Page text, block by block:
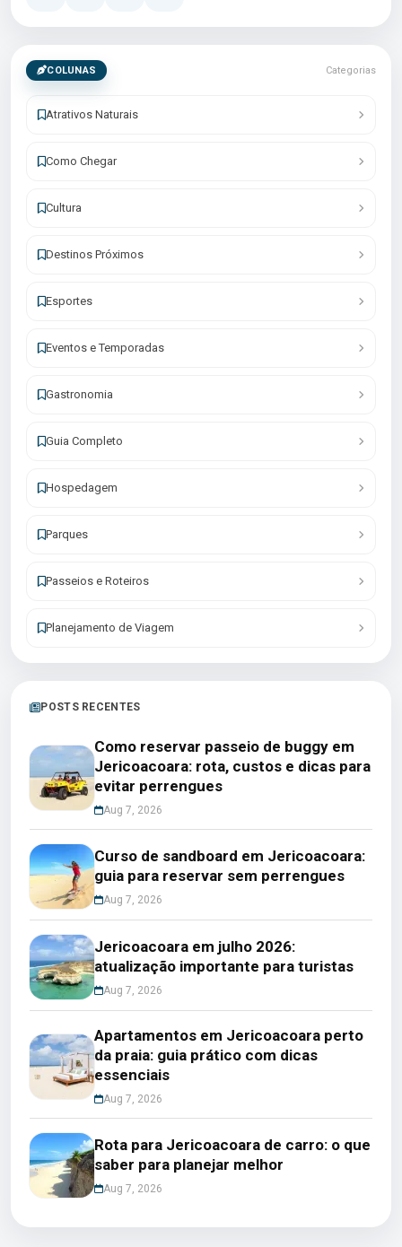
COLUNAS Categorias
Atrativos Naturais
Como Chegar
Cultura
Destinos Próximos
Esportes
Eventos e Temporadas
Gastronomia
Guia Completo
Hospedagem
Parques
Passeios e Roteiros
Planejamento de Viagem
POSTS RECENTES
Como reservar passeio de buggy em
Jericoacoara: rota, custos e dicas para
evitar perrengues
Aug 7, 2026
Curso de sandboard em Jericoacoara:
guia para reservar sem perrengues
Aug 7, 2026
Jericoacoara em julho 2026:
atualização importante para turistas
Aug 7, 2026
Apartamentos em Jericoacoara perto
da praia: guia prático com dicas
essenciais
Aug 7, 2026
Rota para Jericoacoara de carro: o que
saber para planejar melhor
Aug 7, 2026